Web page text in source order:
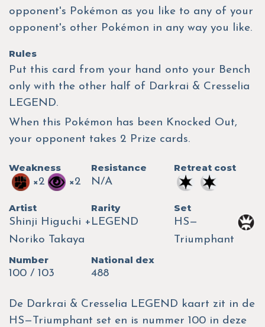
opponent's Pokémon as you like to any of your
opponent's other Pokémon in any way you like.
Rules
Put this card from your hand onto your Bench
only with the other half of Darkrai & Cresselia
LEGEND.
When this Pokémon has been Knocked Out,
your opponent takes 2 Prize cards.
Weakness
×2
×2
Resistance
N/A
Retreat cost
Artist
Shinji Higuchi +
Noriko Takaya
Rarity
LEGEND
Set
HS—
Triumphant
Number
100 / 103
National dex
488
De Darkrai & Cresselia LEGEND kaart zit in de
HS—Triumphant set en is nummer 100 in deze